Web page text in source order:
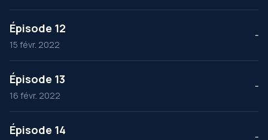
Épisode 12
15 févr. 2022
--
Épisode 13
16 févr. 2022
--
Épisode 14 --